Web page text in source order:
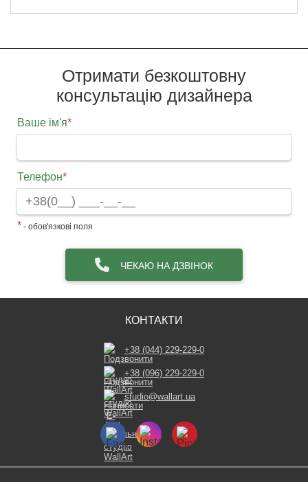
Отримати безкоштовну
консультацію дизайнера
Ваше ім'я*
Телефон*
* - обов'язкові поля
ЧЕКАЮ НА ДЗВІНОК
КОНТАКТИ
+38 (044) 229-229-0
+38 (096) 229-229-0
studio@wallart.ua